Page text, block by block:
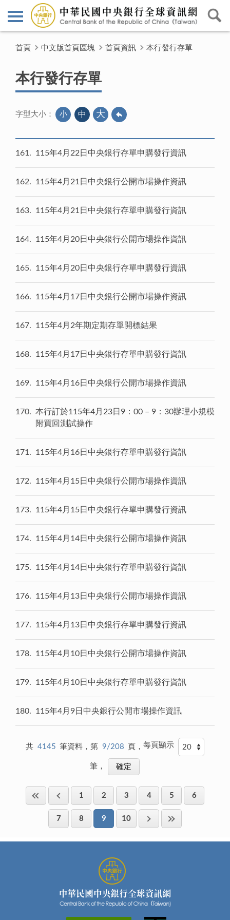
首頁 中文版首頁區塊 首頁資訊 本行發行存單
本行發行存單
字型大小： 小 中 大
161 115年4月22日中央銀行存單申購發行資訊
162 115年4月21日中央銀行公開市場操作資訊
163 115年4月21日中央銀行存單申購發行資訊
164 115年4月20日中央銀行公開市場操作資訊
165 115年4月20日中央銀行存單申購發行資訊
166 115年4月17日中央銀行公開市場操作資訊
167 115年4月2年期定期存單開標結果
168 115年4月17日中央銀行存單申購發行資訊
169 115年4月16日中央銀行公開市場操作資訊
170
本行訂於115年4月23日9：00 – 9：30辦理小規模
附買回測試操作
171 115年4月16日中央銀行存單申購發行資訊
172 115年4月15日中央銀行公開市場操作資訊
173 115年4月15日中央銀行存單申購發行資訊
174 115年4月14日中央銀行公開市場操作資訊
175 115年4月14日中央銀行存單申購發行資訊
176 115年4月13日中央銀行公開市場操作資訊
177 115年4月13日中央銀行存單申購發行資訊
178 115年4月10日中央銀行公開市場操作資訊
179 115年4月10日中央銀行存單申購發行資訊
180 115年4月9日中央銀行公開市場操作資訊
共 4145 筆資料，第 9/208 頁， 每頁顯示
筆，
1 2 3 4 5 6
7 8 9 10